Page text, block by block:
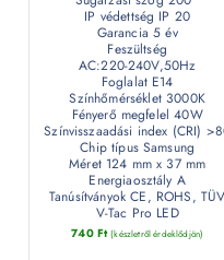
IP védettség IP 20
Garancia 5 év
Feszültség
AC:220-240V,50Hz
Foglalat E14
Színhőmérséklet 3000K
Fényerő megfelel 40W
Színvisszaadási index (CRI)
Chip típus Samsung
Méret 124 mm x 37 mm
Energiaosztály A
Tanúsítványok CE, ROHS,
V-Tac Pro LED
740 Ft (készletről érdeklődjön)